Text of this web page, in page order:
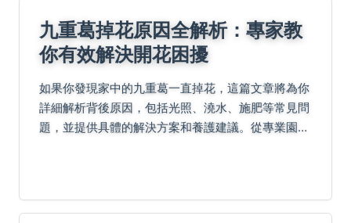
九重葛掉花原因全解析：專家教
你有效解決開花困擾
如果你發現家中的九重葛一直掉花，這篇文章將為你
詳細解析背後原因，包括光照、澆水、施肥等常見問
題，並提供具體的解決方案和養護建議。從專業園藝